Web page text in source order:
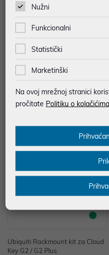
d 8-port GE, PoE+ 60W, Ext PS, 2
x1G Combo
*najniža cijena u prethodnih 30 dana
1.125,00 €
Ubiquiti Rackmount kit za Cloud
Key G2 / G2 Plus
Nužni
Funkcionalni
Statistički
Marketinški
Na ovoj mrežnoj stranici
pročitate Politiku o kolačićima